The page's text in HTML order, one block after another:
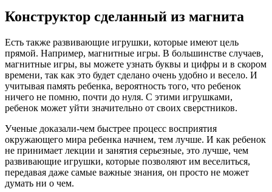
Конструктор сделанный из магнита
Есть также развивающие игрушки, которые имеют цель
прямой. Например, магнитные игры. В большинстве случаев,
магнитные игры, вы можете узнать буквы и цифры и в скором
времени, так как это будет сделано очень удобно и весело. И
учитывая память ребенка, вероятность того, что ребенок
ничего не помню, почти до нуля. С этими игрушками,
ребенок может уйти значительно от своих сверстников.
Ученые доказали-чем быстрее процесс восприятия
окружающего мира ребенка начнем, тем лучше. И как ребенок
не принимает лекции и занятия серьезные, это лучше, чем
развивающие игрушки, которые позволяют им веселиться,
передавая даже самые важные знания, он просто не может
думать ни о чем.